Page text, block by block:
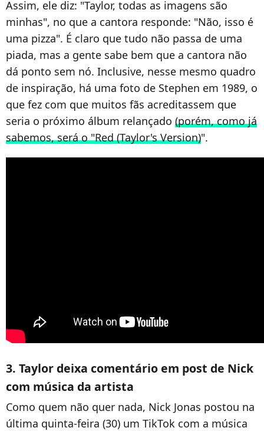
Assim, ele diz: "Taylor, todas as imagens são
minhas", no que a cantora responde: "Não, isso é
uma pizza". É claro que tudo não passa de uma
piada, mas a gente sabe bem que a cantora não
dá ponto sem nó. Inclusive, nesse mesmo quadro
de inspiração, há uma foto de Stephen em 1989, o
que fez com que muitos fãs acreditassem que
seria o próximo álbum relançado (porém, como já
sabemos, será o "Red (Taylor's Version)".
3. Taylor deixa comentário em post de Nick
com música da artista
Como quem não quer nada, Nick Jonas postou na
última quinta-feira (30) um TikTok com a música